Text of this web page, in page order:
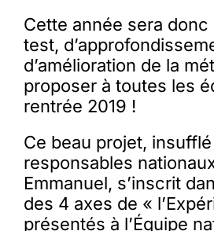
Cette année sera donc
test,
d’amélioration de la
proposer à toutes les
rentrée 2019 !
Ce beau projet,
responsables
Emmanuel, s’inscrit
des 4 axes de «
présentés à l’Équipe